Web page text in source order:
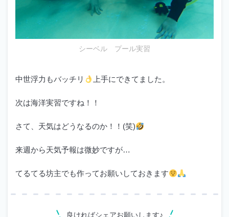
シーベル プール実習
中世浮力もバッチリ 上手にできてました。
次は海洋実習ですね！！
さて、天気はどうなるのか！！(笑)
来週から天気予報は微妙ですが…
てるてる坊主でも作ってお願いしておきます
良ければシェアお願いします♪